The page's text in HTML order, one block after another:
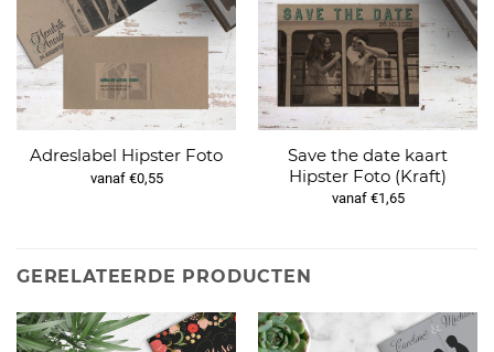
Adreslabel Hipster Foto
vanaf €0,55
Save the date kaart
Hipster Foto (Kraft)
vanaf €1,65
GERELATEERDE PRODUCTEN